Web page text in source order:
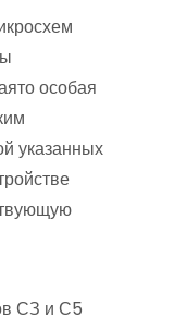
особая
указанных
СЗ и С5